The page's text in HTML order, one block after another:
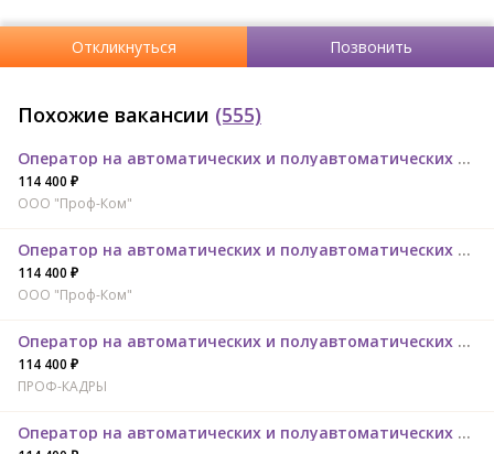
Откликнуться Позвонить
Похожие вакансии (555)
Оператор на автоматических и полуавтоматических линиях
114 400 ₽
ООО "Проф-Ком"
Оператор на автоматических и полуавтоматических линиях
114 400 ₽
ООО "Проф-Ком"
Оператор на автоматических и полуавтоматических линиях
114 400 ₽
ПРОФ-КАДРЫ
Оператор на автоматических и полуавтоматических линиях